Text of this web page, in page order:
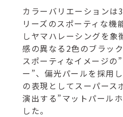
カラーバリエーションは
リーズのスポーティな機
しヤマハレーシングを象
感の異なる2色のブラッ
スポーティなイメージの
ー”、偏光パールを採用
の表現としてスーパース
演出する”マットパール
した。